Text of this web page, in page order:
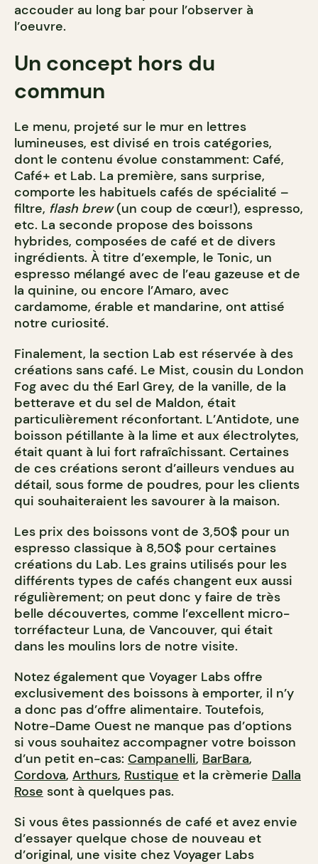
accouder au long bar pour l’observer à
l’oeuvre.
Un concept hors du
commun
Le menu, projeté sur le mur en lettres
lumineuses, est divisé en trois catégories,
dont le contenu évolue constamment: Café,
Café+ et Lab. La première, sans surprise,
comporte les habituels cafés de spécialité –
filtre, flash brew(un coup de cœur!), espresso,
etc. La seconde propose des boissons
hybrides, composées de café et de divers
ingrédients. À titre d’exemple, le Tonic, un
espresso mélangé avec de l’eau gazeuse et de
la quinine, ou encore l’Amaro, avec
cardamome, érable et mandarine, ont attisé
notre curiosité.
Finalement, la section Lab est réservée à des
créations sans café. Le Mist, cousin du London
Fog avec du thé Earl Grey, de la vanille, de la
betterave et du sel de Maldon, était
particulièrement réconfortant. L’Antidote, une
boisson pétillante à la lime et aux électrolytes,
était quant à lui fort rafraîchissant. Certaines
de ces créations seront d’ailleurs vendues au
détail, sous forme de poudres, pour les clients
qui souhaiteraient les savourer à la maison.
Les prix des boissons vont de 3,50$ pour un
espresso classique à 8,50$ pour certaines
créations du Lab. Les grains utilisés pour les
différents types de cafés changent eux aussi
régulièrement; on peut donc y faire de très
belle découvertes, comme l’excellent micro-
torréfacteur Luna, de Vancouver, qui était
dans les moulins lors de notre visite.
Notez également que Voyager Labs offre
exclusivement des boissons à emporter, il n’y
a donc pas d’offre alimentaire. Toutefois,
Notre-Dame Ouest ne manque pas d’options
si vous souhaitez accompagner votre boisson
d’un petit en-cas: Campanelli, BarBara,
Cordova, Arthurs, Rustique et la crèmerie Dalla
Rose sont à quelques pas.
Si vous êtes passionnés de café et avez envie
d’essayer quelque chose de nouveau et
d’original, une visite chez Voyager Labs